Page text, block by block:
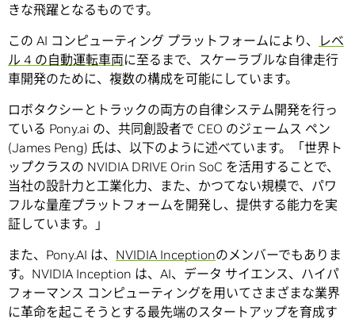
きな飛躍となるものです。
この AI コンピューティング プラットフォームにより、
レベ
ル 4 の自動運転車両に至るまで、スケーラブルな自律走行
車開発のために、複数の構成を可能にしています。
ロボタクシーとトラックの両方の自律システム開発を行っ
ている Pony.ai の、共同創設者で CEO のジェームス ペン
(James Peng) 氏は、以下のように述べています。「世界ト
ップクラスの NVIDIA DRIVE Orin SoC を活用することで、
当社の設計力と工業化力、また、かつてない規模で、パワ
フルな量産プラットフォームを開発し、提供する能力を実
証しています。」
また、Pony.AI は、 NVIDIA Inceptionのメンバーでもありま
す。NVIDIA Inception は、AI、データ サイエンス、ハイパ
フォーマンス コンピューティングを用いてさまざまな業界
に革命を起こそうとする最先端のスタートアップを育成す